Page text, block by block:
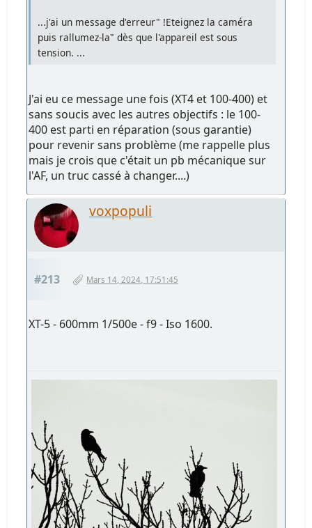
...j'ai un message d'erreur" !Eteignez la caméra
puis rallumez-la" dès que l'appareil est sous
tension. ...
J'ai eu ce message une fois (XT4 et 100-400) et
sans soucis avec les autres objectifs : le 100-
400 est parti en réparation (sous garantie)
pour revenir sans problème (me rappelle plus
mais je crois que c'était un pb mécanique sur
l'AF, un truc cassé à changer....)
voxpopuli
#213 Mars 14, 2024, 17:51:45
XT-5 - 600mm 1/500e - f9 - Iso 1600.